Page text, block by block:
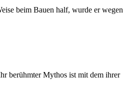
beim Bauen half, wurde er wegen
berühmter Mythos ist mit dem ihrer